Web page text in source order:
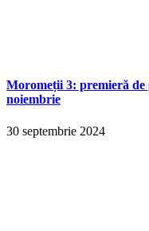
Moromeții 3: premieră
noiembrie
30 septembrie 2024